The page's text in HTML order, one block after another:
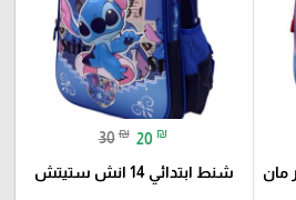
30 ₪ 20 ₪
شنط ابتدائي 14 انش ستيتش